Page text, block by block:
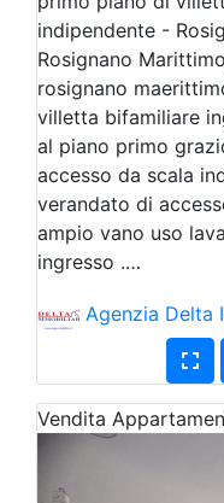
indipendente -
Rosignano
rosignano
villetta bifamiliare
al piano primo
accesso da scala
verandato di
ampio vano uso
ingresso .…
Agenzia Delta
Vendita